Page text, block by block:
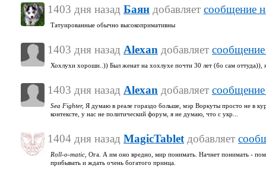
1403 дня назад Баян добавляет сообщение
Татуированные обычно высокопримативны
1403 дня назад Alexan добавляет
Хохлухи хороши..)) Был женат на хохлухе почти 30 лет (бо сам оттуда)),
1403 дня назад Alexan добавляет
Sea Fighter, Я думаю в реале гораздо больше, мэр Воркуты просто не в
контексте, у нас не политический форум, я не думаю, что с укр...
1404 дня назад MagicTablet добавляет
Roll-o-matic, Ога. А им оно вредно, мир понимать. Начнет понимать -
прибывать и ждать очень богатого принца.